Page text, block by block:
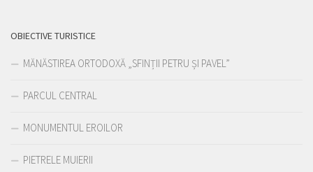
OBIECTIVE TURISTICE
MĂNĂSTIREA ORTODOXĂ „SFINȚII PETRU ȘI PAVEL”
PARCUL CENTRAL
MONUMENTUL EROILOR
PIETRELE MUIERII